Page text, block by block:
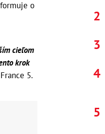
o
cieľom
krok
5.